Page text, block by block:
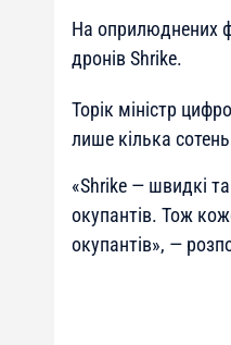
На оприлюднених
дрoнів Shrike.
Торік міністр
лише кілька
«Shrike — швидкі та
окупантів. Тож
окупантів», —